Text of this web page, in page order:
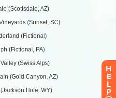
H
E
L
P